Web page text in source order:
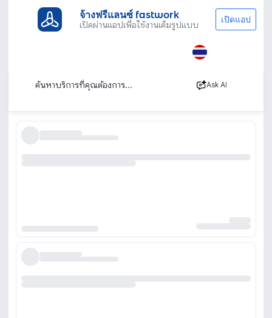
จ้างฟรีแลนซ์ fastwork
เปิดผ่านแอปเพื่อใช้งานเต็มรูปแบบ เปิดแอป
Ask AI
ผลิตบรรจุภัณฑ์
เรียงตาม